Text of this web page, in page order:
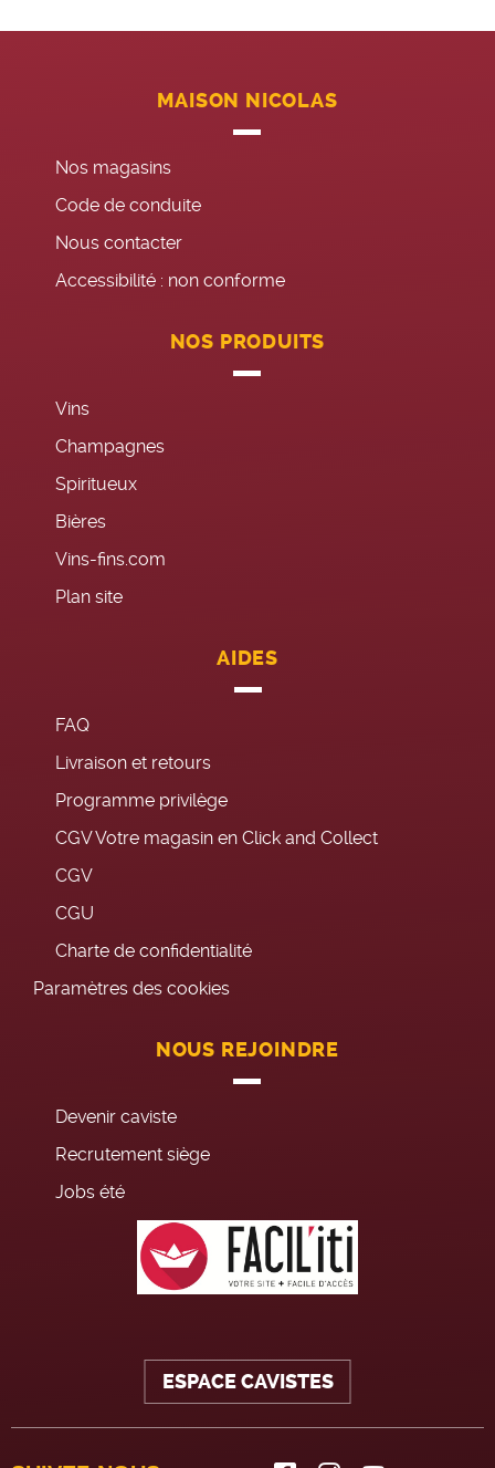
MAISON NICOLAS
Nos magasins
Code de conduite
Nous contacter
Accessibilité : non conforme
NOS PRODUITS
Vins
Champagnes
Spiritueux
Bières
Vins-fins.com
Plan site
AIDES
FAQ
Livraison et retours
Programme privilège
CGV Votre magasin en Click and Collect
CGV
CGU
Charte de confidentialité
Paramètres des cookies
NOUS REJOINDRE
Devenir caviste
Recrutement siège
Jobs été
ESPACE CAVISTES